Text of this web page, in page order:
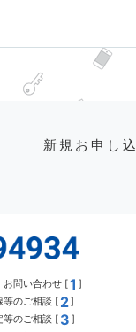
新規お申し
お問い合わせ [1 ]
等のご相談 [ 2]
等のご相談 [ 3 ]